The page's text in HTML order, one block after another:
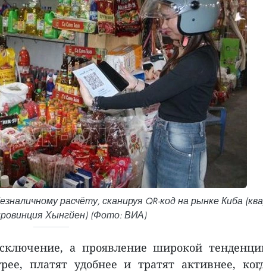
расчёту, сканируя QR-код на рынке Киба
Хынгйен) (Фото: ВИА)
а проявление широкой
платят удобнее и тратят активнее,